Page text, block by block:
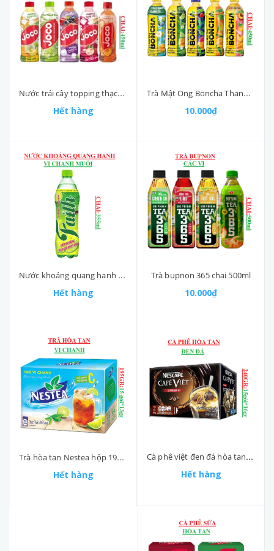
Nước trái cây topping thạch dừa joco chai 450ml
Hết hàng
Trà Mật Ong Boncha Thanh Mát 450ml
10.000₫
Nước khoáng quang hanh vị chanh muối faith chai 355ml
Hết hàng
Trà bupnon 365 chai 500ml
10.000₫
Trà hòa tan Nestea hộp 195gr (15 gói *13gr)
Hết hàng
Cà phê việt đen đá hòa tan Nescafé hộp 240gr (15 gói*16gr)
Hết hàng